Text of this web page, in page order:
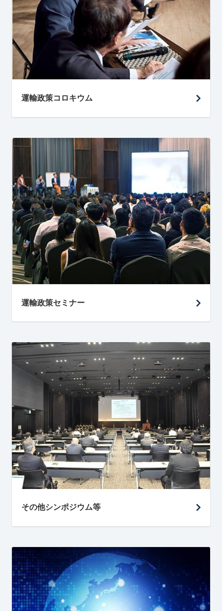
運輸政策コロキウム
運輸政策セミナー
その他シンポジウム等